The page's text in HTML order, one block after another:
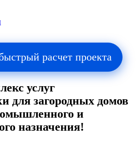
расчет проекта
услуг
для загородных домов
и
назначения!